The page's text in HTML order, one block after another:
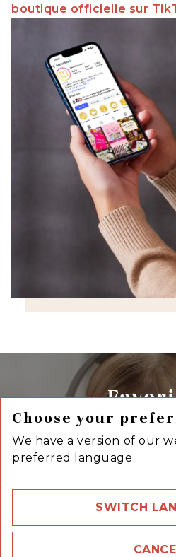
Choose your
We have a version of our
preferred language.
SWITCH
boutique officielle sur